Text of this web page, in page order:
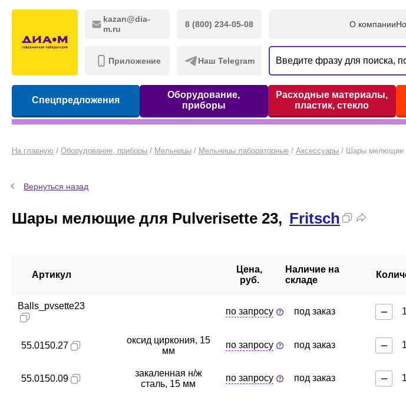
kazan@dia-
m.ru
8 (800) 234-05-08
Приложение Наш Telegram
О компании
Спецпредложения
Оборудование,
приборы
Расходные материалы,
пластик, стекло
На главную / Оборудование, приборы / Мельницы / Мельницы лабораторные / Аксессуары / Шары мелющие
Вернуться назад
Шары мелющие для Pulverisette 23, Fritsch
Артикул
Цена,
руб.
Наличие на
складе
Balls_pvsette23
по запросу под заказ
55.0150.27
оксид циркония, 15
мм
по запросу под заказ
55.0150.09
закаленная н/ж
сталь, 15 мм
по запросу под заказ